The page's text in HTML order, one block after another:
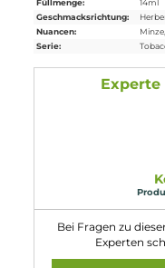
1x Dinner Lady
Einordnung nach
H317:
Eigenschaften
Flaschengröße:
Füllmenge: